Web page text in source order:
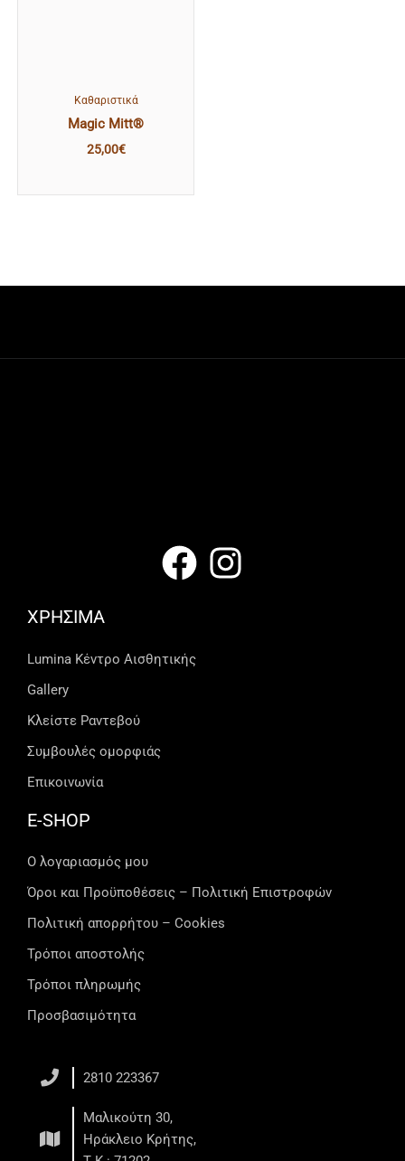
Kαθαριστικά
Magic Mitt®
25,00€
ΧΡΗΣΙΜΑ
Lumina Kέντρο Αισθητικής
Gallery
Κλείστε Ραντεβού
Συμβουλές ομορφιάς
Επικοινωνία
E-SHOP
Ο λογαριασμός μου
Όροι και Προϋποθέσεις – Πολιτική Επιστροφών
Πολιτική απορρήτου – Cookies
Τρόποι αποστολής
Τρόποι πληρωμής
Προσβασιμότητα
2810 223367
Μαλικούτη 30,
Ηράκλειο Κρήτης,